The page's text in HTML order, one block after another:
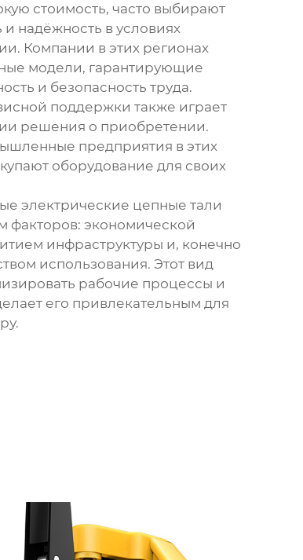
стоимость, часто выбирают
надёжность в условиях
Компании в этих регионах
модели, гарантирующие
и безопасность труда.
поддержки также играет
решения о приобретении.
предприятия в этих
оборудование для своих
электрические цепные тали
факторов: экономической
инфраструктуры и, конечно
использования. Этот вид
рабочие процессы и
его привлекательным для